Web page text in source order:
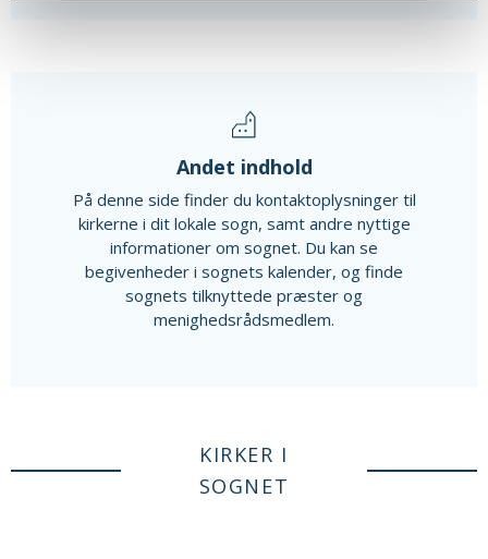
Andet indhold
På denne side finder du kontaktoplysninger til
kirkerne i dit lokale sogn, samt andre nyttige
informationer om sognet. Du kan se
begivenheder i sognets kalender, og finde
sognets tilknyttede præster og
menighedsrådsmedlem.
KIRKER I
SOGNET